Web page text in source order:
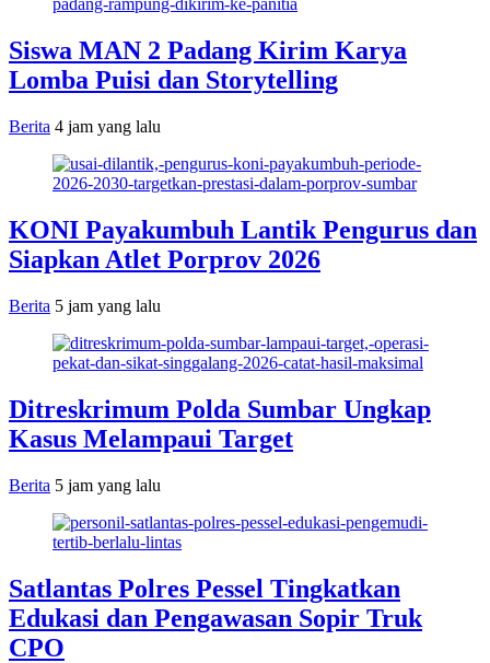
Siswa MAN 2 Padang Kirim Karya
Lomba Puisi dan Storytelling
Berita 4 jam yang lalu
KONI Payakumbuh Lantik Pengurus dan
Siapkan Atlet Porprov 2026
Berita 5 jam yang lalu
Ditreskrimum Polda Sumbar Ungkap
Kasus Melampaui Target
Berita 5 jam yang lalu
Satlantas Polres Pessel Tingkatkan
Edukasi dan Pengawasan Sopir Truk
CPO